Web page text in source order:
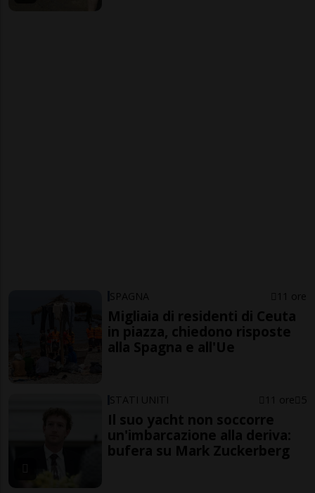
SPAGNA 11 ore
Migliaia di residenti di Ceuta
in piazza, chiedono risposte
alla Spagna e all'Ue
STATI UNITI 11 ore 5
Il suo yacht non soccorre
un'imbarcazione alla deriva:
bufera su Mark Zuckerberg